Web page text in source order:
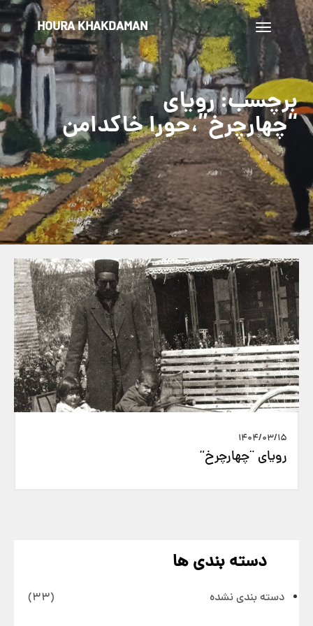
تغییر
ناوبری
HOURA KHAKDAMAN
برچسب:رویای
“چهارچرخ”،حورا خاکدامن
1404/03/15
رویای “چهارچرخ”
دسته بندی ها
دسته بندی نشده (33)